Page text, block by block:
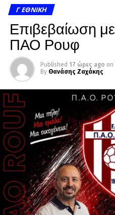
Γ ΕΘΝΙΚΉ
Επιβεβαίωση
ΠΑΟ Ρουφ
Published 17 ώρες ago on
By Θανάσης Ζαχάκης